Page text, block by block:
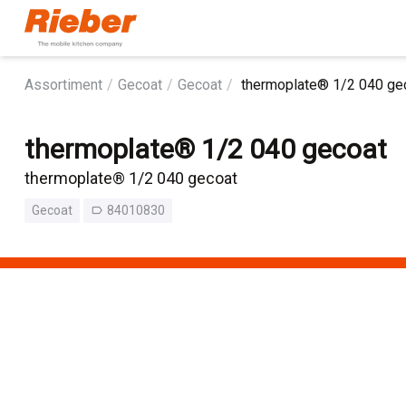
Assortiment Gecoat Gecoat thermoplate® 1/2 040
thermoplate® 1/2 040 gecoat
thermoplate® 1/2 040 gecoat
Gecoat label_outline 84010830